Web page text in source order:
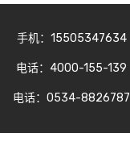
手机：15505347634
电话：4000-155-139
电话：0534-8826787